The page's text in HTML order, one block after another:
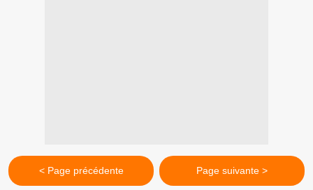
< Page précédente Page suivante >